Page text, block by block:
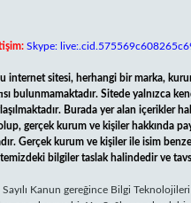
Skype:
internet sitesi, herhangi bir marka,
bulunmamaktadır. Sitede yalnızca
Burada yer alan içerikler
gerçek kurum ve kişiler hakkında
Gerçek kurum ve kişiler ile isim
bilgiler taslak halindedir ve
Kanun gereğince Bilgi